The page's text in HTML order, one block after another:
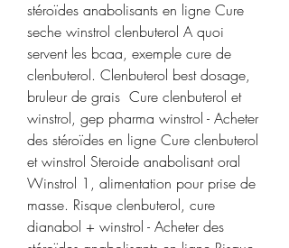
stéroïdes anabolisants en ligne Cure
seche winstrol clenbuterol A quoi
servent les bcaa, exemple cure de
clenbuterol. Clenbuterol best dosage,
bruleur de grais  Cure clenbuterol et
winstrol, gep pharma winstrol - Acheter
des stéroïdes en ligne Cure clenbuterol
et winstrol Steroide anabolisant oral
Winstrol 1, alimentation pour prise de
masse. Risque clenbuterol, cure
dianabol + winstrol - Acheter des